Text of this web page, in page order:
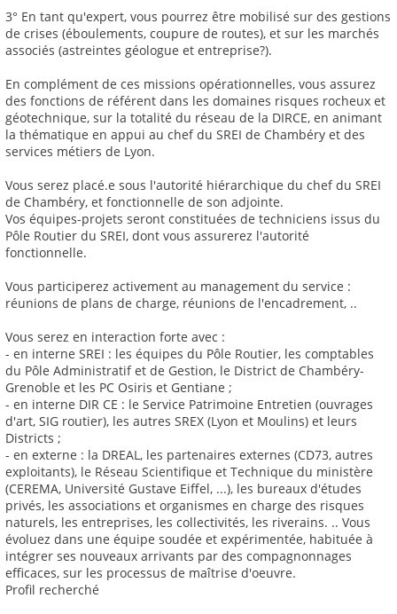
3° En tant qu'expert, vous pourrez être mobilisé sur des gestions
de crises (éboulements, coupure de routes), et sur les marchés
associés (astreintes géologue et entreprise?).
En complément de ces missions opérationnelles, vous assurez
des fonctions de référent dans les domaines risques rocheux et
géotechnique, sur la totalité du réseau de la DIRCE, en animant
la thématique en appui au chef du SREI de Chambéry et des
services métiers de Lyon.
Vous serez placé.e sous l'autorité hiérarchique du chef du SREI
de Chambéry, et fonctionnelle de son adjointe.
Vos équipes-projets seront constituées de techniciens issus du
Pôle Routier du SREI, dont vous assurerez l'autorité
fonctionnelle.
Vous participerez activement au management du service :
réunions de plans de charge, réunions de l'encadrement, ..
Vous serez en interaction forte avec :
- en interne SREI : les équipes du Pôle Routier, les comptables
du Pôle Administratif et de Gestion, le District de Chambéry-
Grenoble et les PC Osiris et Gentiane ;
- en interne DIR CE : le Service Patrimoine Entretien (ouvrages
d'art, SIG routier), les autres SREX (Lyon et Moulins) et leurs
Districts ;
- en externe : la DREAL, les partenaires externes (CD73, autres
exploitants), le Réseau Scientifique et Technique du ministère
(CEREMA, Université Gustave Eiffel, ...), les bureaux d'études
privés, les associations et organismes en charge des risques
naturels, les entreprises, les collectivités, les riverains. .. Vous
évoluez dans une équipe soudée et expérimentée, habituée à
intégrer ses nouveaux arrivants par des compagnonnages
efficaces, sur les processus de maîtrise d'oeuvre.
Profil recherché